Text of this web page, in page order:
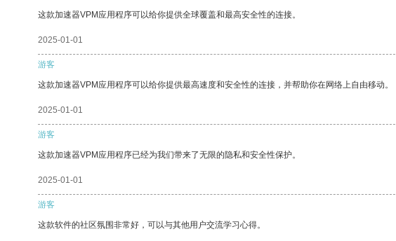
这款加速器VPM应用程序可以给你提供全球覆盖和最高安全性的连接。
2025-01-01
游客
这款加速器VPM应用程序可以给你提供最高速度和安全性的连接，并帮助你在网络上自由移动。
2025-01-01
游客
这款加速器VPM应用程序已经为我们带来了无限的隐私和安全性保护。
2025-01-01
游客
这款软件的社区氛围非常好，可以与其他用户交流学习心得。